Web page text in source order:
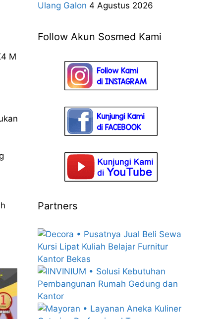
M
Ulang Galon 4 Agustus 2026
Follow Akun Sosmed Kami
Partners